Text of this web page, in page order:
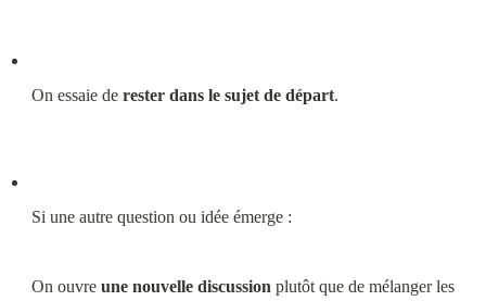
On essaie de rester dans le sujet de départ.
Si une autre question ou idée émerge :
On ouvre une nouvelle discussion plutôt que de mélanger les